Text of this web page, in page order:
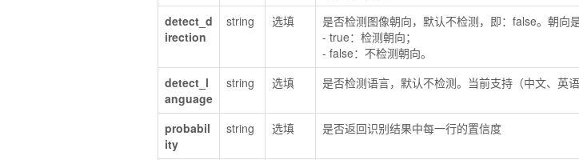
detect_d
irection
string 选填
是否检测图像朝向，默认不检测，即：false。朝向
- true：检测朝向；
- false：不检测朝向。
detect_l
anguage
string 选填 是否检测语言，默认不检测。当前支持（中文、英语
probabil
ity
string 选填 是否返回识别结果中每一行的置信度